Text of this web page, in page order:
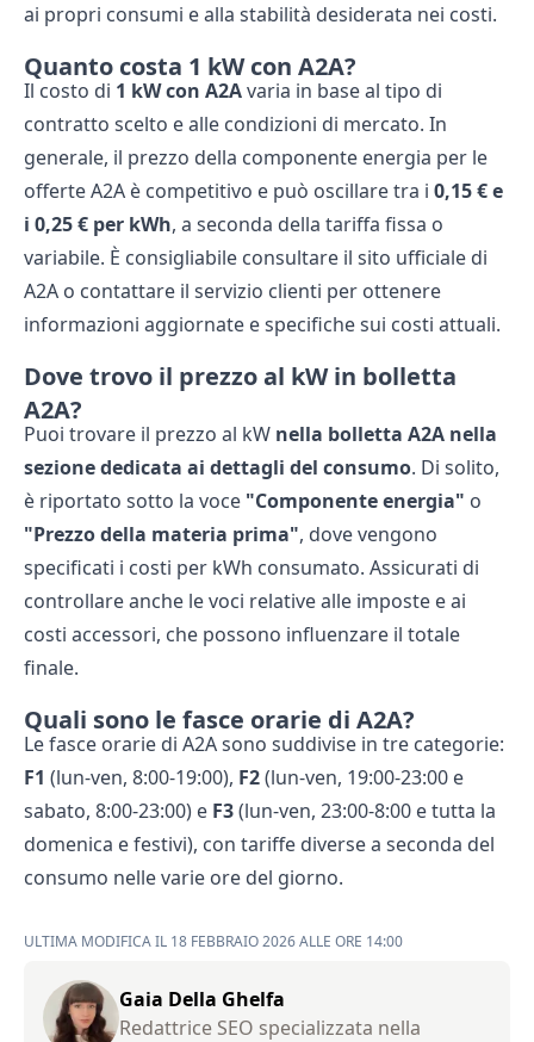
ai propri consumi e alla stabilità desiderata nei costi.
Quanto costa 1 kW con A2A?
Il costo di 1 kW con A2Avaria in base al tipo di
contratto scelto e alle condizioni di mercato. In
generale, il prezzo della componente energia per le
offerte A2A è competitivo e può oscillare tra i 0,15 € e
i 0,25 € per kWh, a seconda della tariffa fissa o
variabile. È consigliabile consultare il sito ufficiale di
A2A o contattare il servizio clienti per ottenere
informazioni aggiornate e specifiche sui costi attuali.
Dove trovo il prezzo al kW in bolletta
A2A?
Puoi trovare il prezzo al kW nella bolletta A2A nella
sezione dedicata ai dettagli del consumo. Di solito,
è riportato sotto la voce "Componente energia" o
"Prezzo della materia prima", dove vengono
specificati i costi per kWh consumato. Assicurati di
controllare anche le voci relative alle imposte e ai
costi accessori, che possono influenzare il totale
finale.
Quali sono le fasce orarie di A2A?
Le fasce orarie di A2A sono suddivise in tre categorie:
F1 (lun-ven, 8:00-19:00), F2(lun-ven, 19:00-23:00 e
sabato, 8:00-23:00) e F3(lun-ven, 23:00-8:00 e tutta la
domenica e festivi), con tariffe diverse a seconda del
consumo nelle varie ore del giorno.
ULTIMA MODIFICA IL 18 FEBBRAIO 2026 ALLE ORE 14:00
Gaia Della Ghelfa
Redattrice SEO specializzata nella